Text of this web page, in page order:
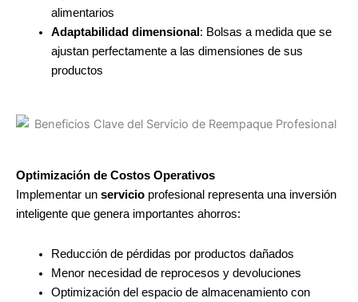
alimentarios
Adaptabilidad dimensional : Bolsas a medida que se
ajustan perfectamente a las dimensiones de sus
productos
Optimización de Costos Operativos
Implementar un servicio profesional representa una inversión
inteligente que genera importantes ahorros:
Reducción de pérdidas por productos dañados
Menor necesidad de reprocesos y devoluciones
Optimización del espacio de almacenamiento con